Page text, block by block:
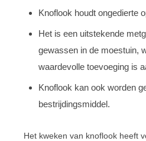
Knoflook houdt ongedierte
Het is een uitstekende
gewassen in de moestuin,
waardevolle toevoeging is
Knoflook kan ook worden
bestrijdingsmiddel.
Het kweken van knoflook heeft